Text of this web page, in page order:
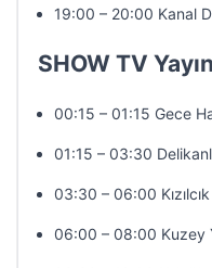
19:00 – 20:00 Kanal
SHOW TV
00:15 – 01:15 Gece
01:15 – 03:30
03:30 – 06:00
06:00 – 08:00 Kuzey